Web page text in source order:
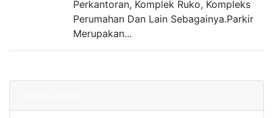
Perkantoran, Komplek Ruko, Kompleks
Perumahan Dan Lain Sebagainya.Parkir
Merupakan...